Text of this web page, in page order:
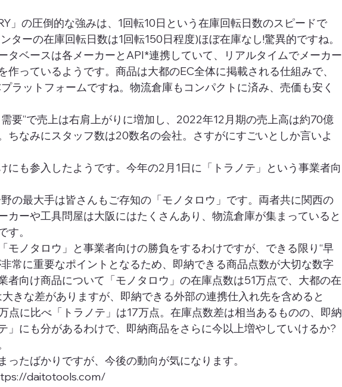
」の圧倒的な強みは、1回転10日という在庫回転日数のスピードで
ターの在庫回転日数は1回転150日程度)ほぼ在庫なし!驚異的ですね。
タベースは各メーカーとAPI*連携していて、リアルタイムでメーカー
作っているようです。商品は大都のEC全体に掲載される仕組みで、
ラットフォームですね。物流倉庫もコンパクトに済み、売価も安く
要”で売上は右肩上がりに増加し、2022年12月期の売上高は約70億
ちなみにスタッフ数は20数名の会社。さすがにすごいとしか言いよ
にも参入したようです。今年の2月1日に「トラノテ」という事業者向
の最大手は皆さんもご存知の「モノタロウ」です。両者共に関西の
カーや工具問屋は大阪にはたくさんあり、物流倉庫が集まっていると
す。
モノタロウ」と事業者向けの勝負をするわけですが、できる限り“早
常に重要なポイントとなるため、即納できる商品点数が大切な数字
者向け商品について「モノタロウ」の在庫点数は51万点で、大都の在
きな差がありますが、即納できる外部の連携仕入れ先を含めると
点に比べ「トラノテ」は17万点。在庫点数差は相当あるものの、即納
」にも分があるわけで、即納商品をさらに今以上増やしていけるか?
ったばかりですが、今後の動向が気になります。
daitotools.com/